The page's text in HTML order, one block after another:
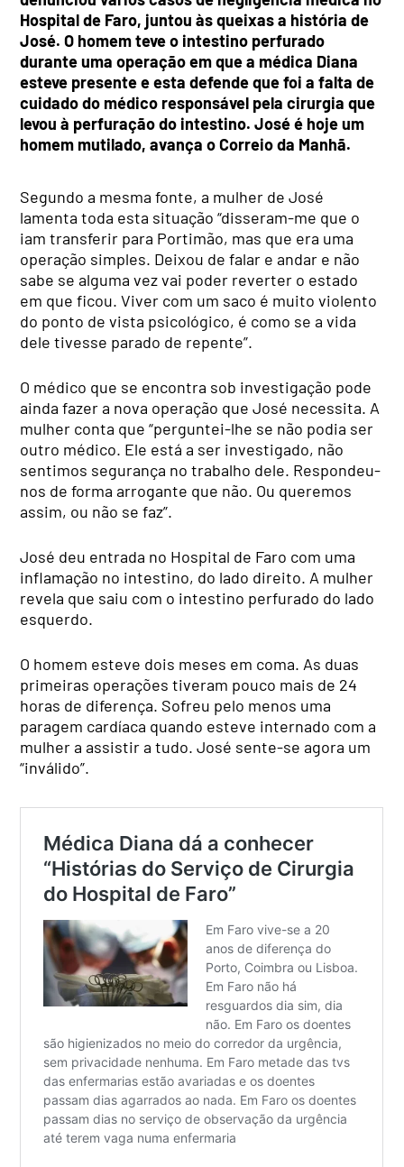
Hospital de Faro, juntou às queixas a história de
José. O homem teve o intestino perfurado
durante uma operação em que a médica Diana
esteve presente e esta defende que foi a falta de
cuidado do médico responsável pela cirurgia que
levou à perfuração do intestino. José é hoje um
homem mutilado, avança o Correio da Manhã.
Segundo a mesma fonte, a mulher de José
lamenta toda esta situação “disseram-me que o
iam transferir para Portimão, mas que era uma
operação simples. Deixou de falar e andar e não
sabe se alguma vez vai poder reverter o estado
em que ficou. Viver com um saco é muito violento
do ponto de vista psicológico, é como se a vida
dele tivesse parado de repente”.
O médico que se encontra sob investigação pode
ainda fazer a nova operação que José necessita. A
mulher conta que “perguntei-lhe se não podia ser
outro médico. Ele está a ser investigado, não
sentimos segurança no trabalho dele. Respondeu-
nos de forma arrogante que não. Ou queremos
assim, ou não se faz”.
José deu entrada no Hospital de Faro com uma
inflamação no intestino, do lado direito. A mulher
revela que saiu com o intestino perfurado do lado
esquerdo.
O homem esteve dois meses em coma. As duas
primeiras operações tiveram pouco mais de 24
horas de diferença. Sofreu pelo menos uma
paragem cardíaca quando esteve internado com a
mulher a assistir a tudo. José sente-se agora um
“inválido”.